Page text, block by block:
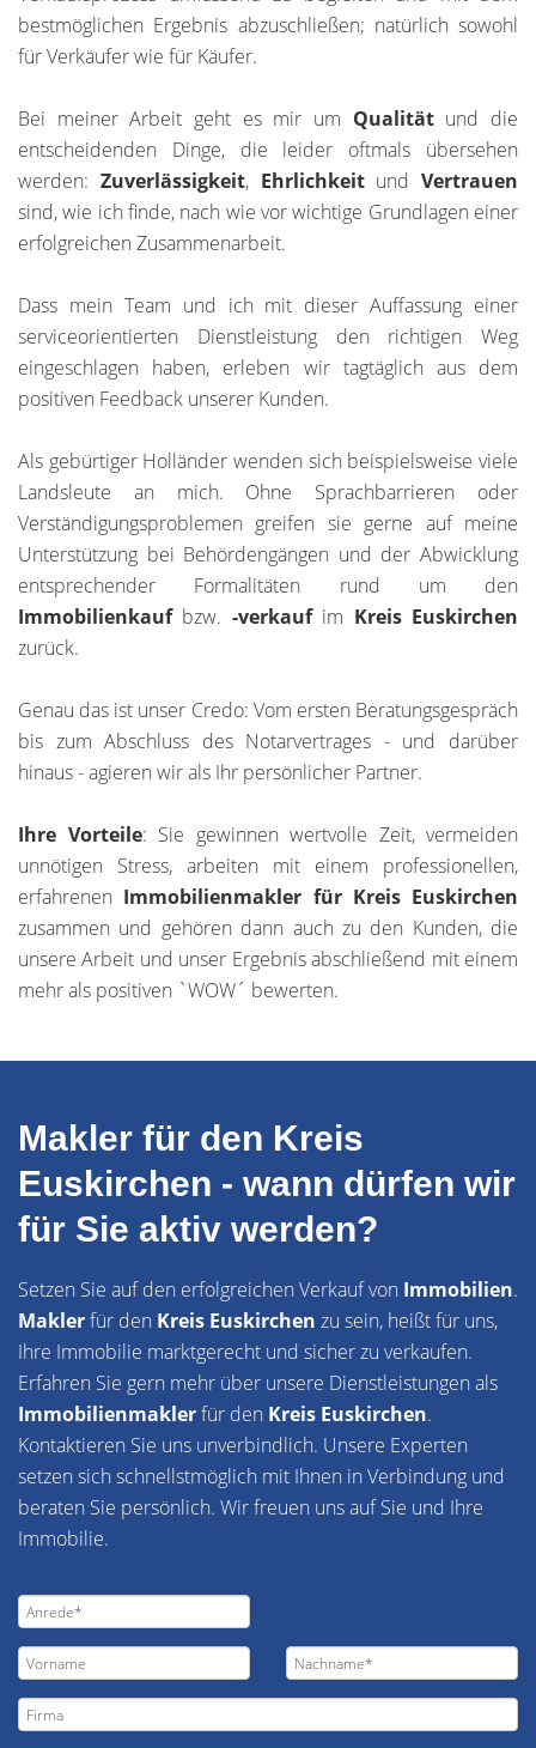
bestmöglichen Ergebnis abzuschließen; natürlich sowohl
für Verkäufer wie für Käufer.
Bei meiner Arbeit geht es mir um Qualität und die
entscheidenden Dinge, die leider oftmals übersehen
werden: Zuverlässigkeit, Ehrlichkeit und Vertrauen
sind, wie ich finde, nach wie vor wichtige Grundlagen einer
erfolgreichen Zusammenarbeit.
Dass mein Team und ich mit dieser Auffassung einer
serviceorientierten Dienstleistung den richtigen Weg
eingeschlagen haben, erleben wir tagtäglich aus dem
positiven Feedback unserer Kunden.
Als gebürtiger Holländer wenden sich beispielsweise viele
Landsleute an mich. Ohne Sprachbarrieren oder
Verständigungsproblemen greifen sie gerne auf meine
Unterstützung bei Behördengängen und der Abwicklung
entsprechender Formalitäten rund um den
Immobilienkauf bzw. -verkauf im Kreis Euskirchen
zurück.
Genau das ist unser Credo: Vom ersten Beratungsgespräch
bis zum Abschluss des Notarvertrages - und darüber
hinaus - agieren wir als Ihr persönlicher Partner.
Ihre Vorteile: Sie gewinnen wertvolle Zeit, vermeiden
unnötigen Stress, arbeiten mit einem professionellen,
erfahrenen Immobilienmakler für Kreis Euskirchen
zusammen und gehören dann auch zu den Kunden, die
unsere Arbeit und unser Ergebnis abschließend mit einem
mehr als positiven `WOW´ bewerten.
Makler für den Kreis
Euskirchen - wann dürfen wir
für Sie aktiv werden?
Setzen Sie auf den erfolgreichen Verkauf von Immobilien.
Maklerfür den Kreis Euskirchen zu sein, heißt für uns,
Ihre Immobilie marktgerecht und sicher zu verkaufen.
Erfahren Sie gern mehr über unsere Dienstleistungen als
Immobilienmaklerfür den Kreis Euskirchen.
Kontaktieren Sie uns unverbindlich. Unsere Experten
setzen sich schnellstmöglich mit Ihnen in Verbindung und
beraten Sie persönlich. Wir freuen uns auf Sie und Ihre
Immobilie.